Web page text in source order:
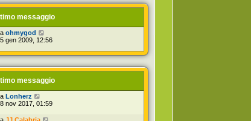
m
m
e
s
g
i
messaggio
ohmygod
gen 2009, 12:56
messaggio
Lonherz
nov 2017, 01:59